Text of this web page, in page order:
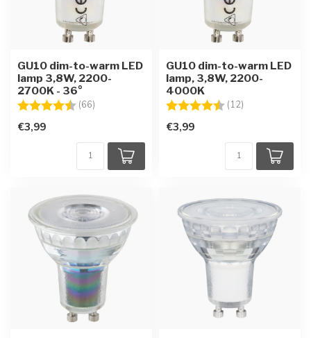
GU10 dim-to-warm LED
lamp 3,8W, 2200-
2700K - 36°
Beoordeling: (66)
€3,99
GU10 dim-to-warm LED
lamp, 3,8W, 2200-
4000K
Beoordeling: (12)
€3,99